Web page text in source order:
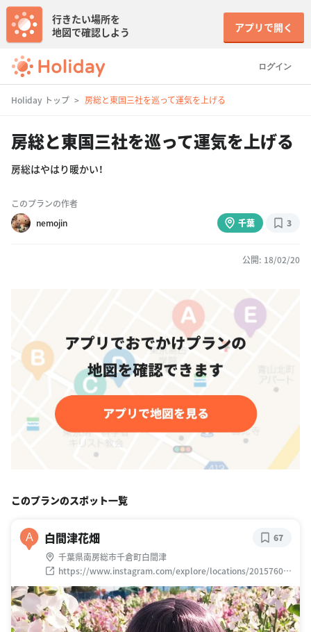
ログイン
行きたい場所を
地図で確認しよう
アプリで開く
Holiday トップ 房総と東国三社を巡って運気を上げる
房総と東国三社を巡って運気を上げる
房総はやはり暖かい！
このプランの作者
nemojin
千葉 3
公開: 18/02/20
このプランのスポット一覧
A 白間津花畑
千葉県南房総市千倉町白間津
https://www.instagram.com/explore/locations/20157604
7011400
67